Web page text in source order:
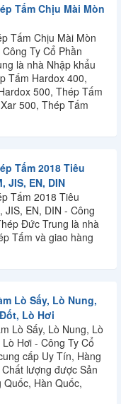
Tấm Chịu Mài Mòn
Tấm Chịu Mài Mòn
Ty Cổ Phần
là nhà Nhập khẩu
Tấm Hardox 400,
500, Thép Tấm
500, Thép Tấm
Tấm 2018 Tiêu
JIS, EN, DIN
Tấm 2018 Tiêu
JIS, EN, DIN - Công
Đức Trung là nhà
Tấm và giao hàng
Lò Sấy, Lò Nung,
Lò Hơi
Lò Sấy, Lò Nung, Lò
Hơi - Công Ty Cổ
cấp Uy Tín, Hàng
lượng được Sản
Quốc, Hàn Quốc,